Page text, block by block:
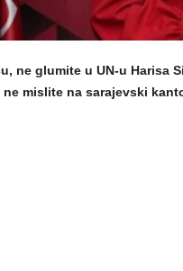
ne glumite u UN-u Harisa
ne mislite na sarajevski